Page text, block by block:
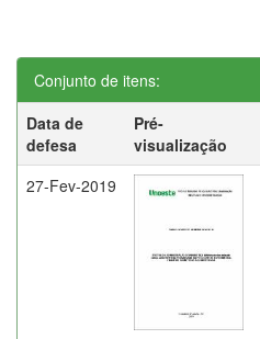
Conjunto de itens:
Data de
defesa
Pré-
visualização
27-Fev-2019